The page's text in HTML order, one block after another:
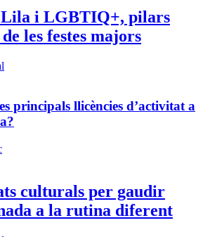
Lila i LGBTIQ+, pilars
de les festes majors
principals llicències d’activitat a
culturals per gaudir
a la rutina diferent